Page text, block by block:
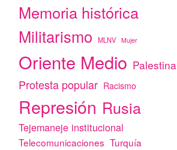
Memoria histórica
Militarismo
MLNV Mujer
Oriente Medio Palestina
Protesta popular Racismo
Represión Rusia
Tejemaneje institucional
Telecomunicaciones Turquía